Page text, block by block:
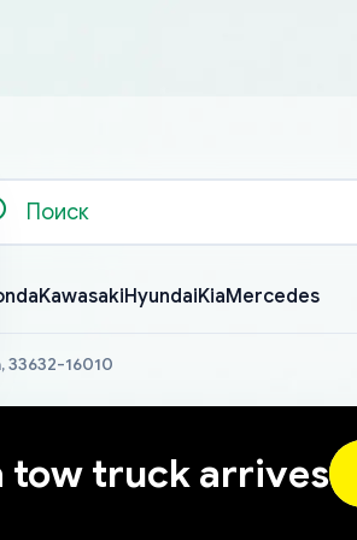
KawasakiHyundaiKiaMercedes
33632-16010
tow truck arrives